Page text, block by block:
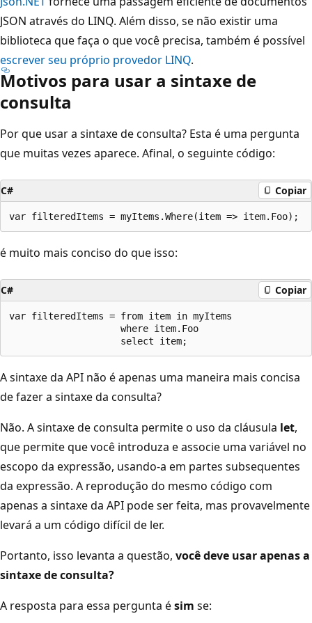
JSON através do LINQ. Além disso, se não existir uma
biblioteca que faça o que você precisa, também é possível
escrever seu próprio provedor LINQ.
Motivos para usar a sintaxe de
consulta
Por que usar a sintaxe de consulta? Esta é uma pergunta
que muitas vezes aparece. Afinal, o seguinte código:
C# Copiar
é muito mais conciso do que isso:
C# Copiar
var filteredItems = from item in myItems
                    where item.Foo
A sintaxe da API não é apenas uma maneira mais concisa
de fazer a sintaxe da consulta?
Não. A sintaxe de consulta permite o uso da cláusula let,
que permite que você introduza e associe uma variável no
escopo da expressão, usando-a em partes subsequentes
da expressão. A reprodução do mesmo código com
apenas a sintaxe da API pode ser feita, mas provavelmente
levará a um código difícil de ler.
Portanto, isso levanta a questão, você deve usar apenas a
sintaxe de consulta?
A resposta para essa pergunta ésim se: